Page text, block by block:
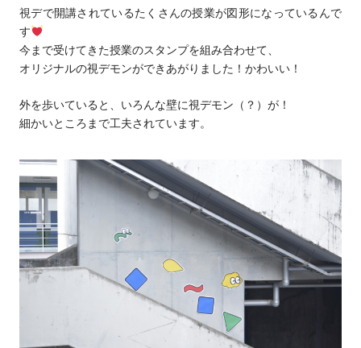
視デで開講されているたくさんの授業が図形になっているんで
す
今まで受けてきた授業のスタンプを組み合わせて、
オリジナルの視デモンができあがりました！かわいい！
外を歩いていると、いろんな壁に視デモン（？）が！
細かいところまで工夫されています。